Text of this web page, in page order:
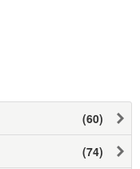
(60)
(74)